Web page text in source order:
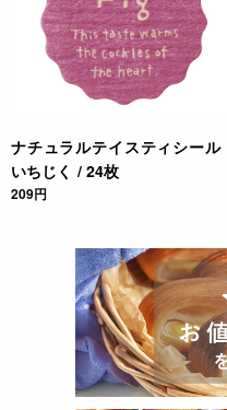
ナチュラルテイスティシール
いちじく / 24枚
209円